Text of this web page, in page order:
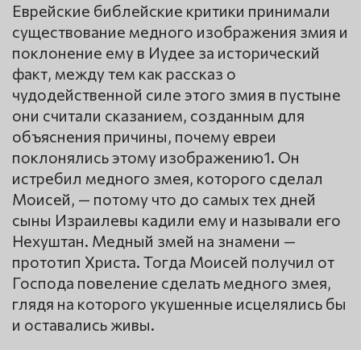
Еврейские библейские критики принимали
существование медного изображения змия и
поклонение ему в Иудее за исторический
факт, между тем как рассказ о
чудодейственной силе этого змия в пустыне
они считали сказанием, созданным для
объяснения причины, почему евреи
поклонялись этому изображению1. Он
истребил медного змея, которого сделал
Моисей, — потому что до самых тех дней
сыны Израилевы кадили ему и называли его
Нехуштан. Медный змей на знамени —
прототип Христа. Тогда Моисей получил от
Господа повеление сделать медного змея,
глядя на которого укушенные исцелялись бы
и оставались живы.